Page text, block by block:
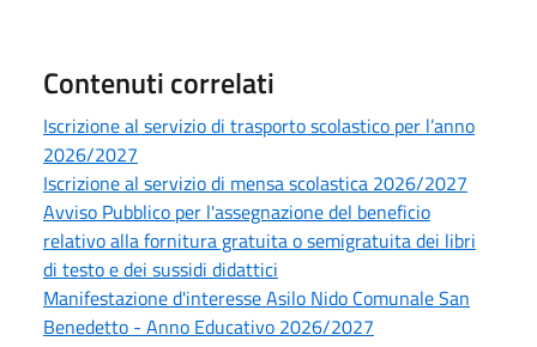
Contenuti correlati
Iscrizione al servizio di trasporto scolastico per l’anno
2026/2027
Iscrizione al servizio di mensa scolastica 2026/2027
Avviso Pubblico per l'assegnazione del beneficio
relativo alla fornitura gratuita o semigratuita dei libri
di testo e dei sussidi didattici
Manifestazione d'interesse Asilo Nido Comunale San
Benedetto - Anno Educativo 2026/2027